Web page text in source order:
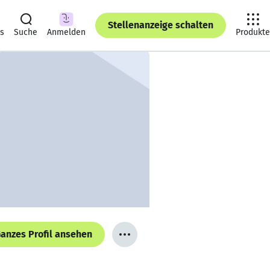
Suche Anmelden
Stellenanzeige schalten
Produkte
Profil ansehen